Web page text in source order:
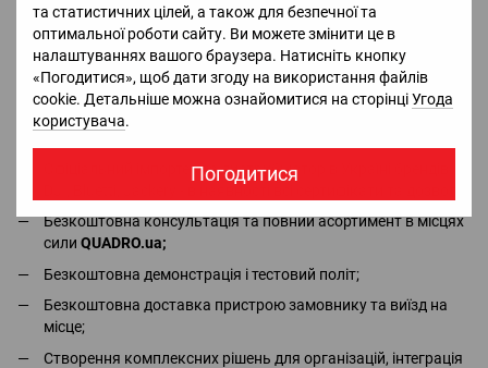
та статистичних цілей, а також для безпечної та
оптимальної роботи сайту. Ви можете змінити це в
налаштуваннях вашого браузера. Натисніть кнопку
«Погодитися», щоб дати згоду на використання файлів
cookie. Детальніше можна ознайомитися на сторінціУгода
користувача.
Погодитися
Написати відгук
Доставка Повернення
Офіціальний імпортер та дистрибьютор в Україні брендів
Безкоштовна консультація та повний асортимент в місцях
сили QUADRO.ua;
Безкоштовна демонстрація і тестовий політ;
Безкоштовна доставка пристрою замовнику та виїзд на
місце;
Створення комплексних рішень для організацій, інтеграція